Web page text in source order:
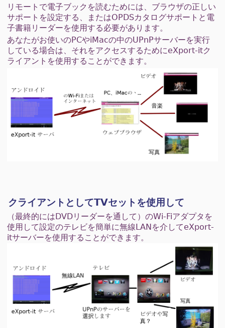
リモートで電子ブックを読むためには、ブラウザの正しい
サポートを設定する、またはOPDSカタログサポートと電
子書籍リーダーを使用する必要があります。
あなたがお使いのPCやiMacの中のUPnPサーバーを実行
している場合は、それをアクセスするためにeXport-itク
ライアントを使用することができます。
クライアントとしてTVセットを使用して
（最終的にはDVDリーダーを通して）のWi-Fiアダプタを
使用して設定のテレビを簡単に無線LANを介してeXport-
itサーバーを使用することができます。